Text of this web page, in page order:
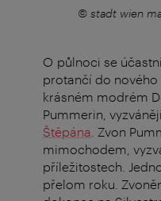
© stadt wien
O půlnoci se
protančí do nového
krásném modrém
Pummerin,
Štěpána . Zvon
mimochodem,
příležitostech.
přelom roku.